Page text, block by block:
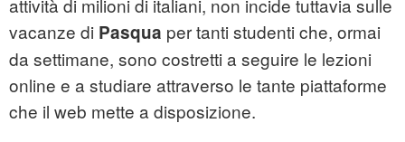
attività di milioni di italiani, non incide tuttavia sulle
vacanze di Pasqua per tanti studenti che, ormai
da settimane, sono costretti a seguire le lezioni
online e a studiare attraverso le tante piattaforme
che il web mette a disposizione.